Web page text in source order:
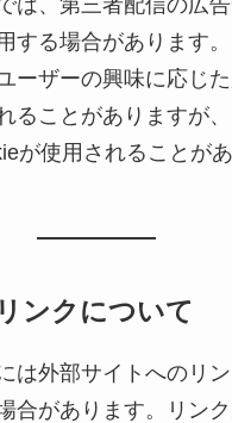
は、第三者配信の広
する場合があります
ーザーの興味に応じ
ることがありますが
が使用されることが
ンクについて
は外部サイトへのリ
合があります。リン